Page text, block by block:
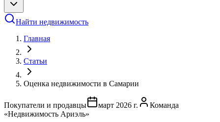
Найти недвижимость
Главная
Статьи
Оценка недвижимости в Самарии
Покупатели и продавцы март 2026 г.
Команда
«Недвижимость Ариэль»